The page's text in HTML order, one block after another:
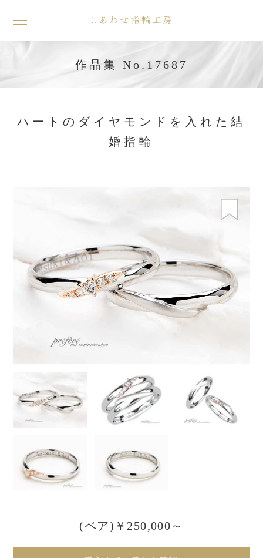
toggle
navigation
作品集 No.17687
ハートのダイヤモンドを入れた結
婚指輪
(ペア)￥250,000～